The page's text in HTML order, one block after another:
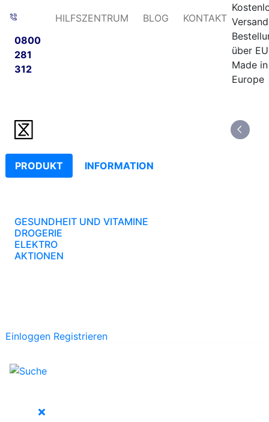
0800
281
312
HILFSZENTRUM BLOG KONTAKT
über
Made in
Europe
PRODUKT INFORMATION
GESUNDHEIT UND VITAMINE
DROGERIE
ELEKTRO
AKTIONEN
Einloggen Registrieren